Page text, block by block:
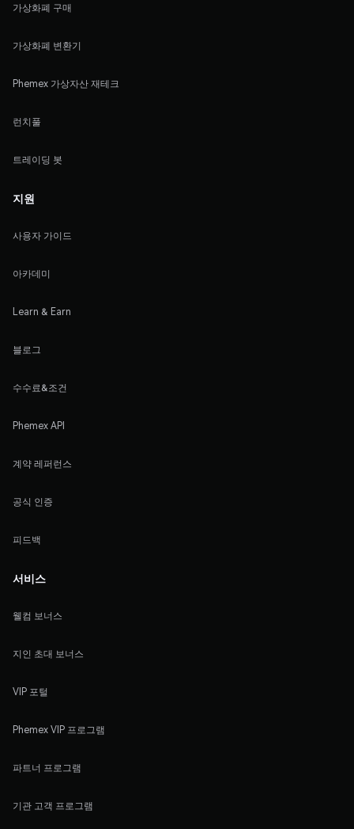
가상화폐 구매
가상화폐 변환기
Phemex 가상자산 재테크
런치풀
트레이딩 봇
지원
사용자 가이드
아카데미
Learn & Earn
블로그
수수료&조건
Phemex API
계약 레퍼런스
공식 인증
피드백
서비스
웰컴 보너스
지인 초대 보너스
VIP 포털
Phemex VIP 프로그램
파트너 프로그램
기관 고객 프로그램